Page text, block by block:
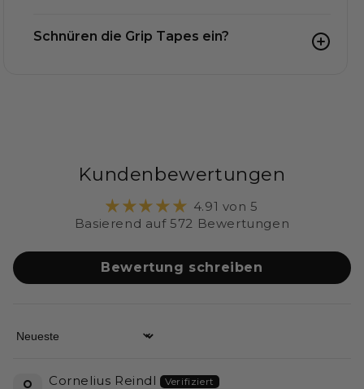
Schnüren die Grip Tapes ein?
Kundenbewertungen
4.91 von 5
Basierend auf 572 Bewertungen
Bewertung schreiben
Sort by
Cornelius Reindl